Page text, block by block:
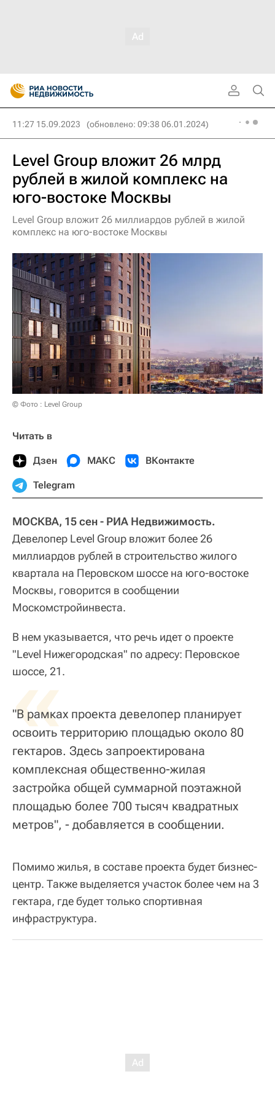
11:27 15.09.2023 (обновлено: 09:38 06.01.2024)
Level Group вложит 26 млрд
рублей в жилой комплекс на
юго-востоке Москвы
Level Group вложит 26 миллиардов рублей в жилой
комплекс на юго-востоке Москвы
© Фото : Level Group
Читать в
Дзен МАКС ВКонтакте
Telegram
МОСКВА, 15 сен - РИА Недвижимость.
Девелопер Level Group вложит более 26
миллиардов рублей в строительство жилого
квартала на Перовском шоссе на юго-востоке
Москвы, говорится в сообщении
Москомстройинвеста.
В нем указывается, что речь идет о проекте
"Level Нижегородская" по адресу: Перовское
шоссе, 21.
«
"В рамках проекта девелопер планирует
освоить территорию площадью около 80
гектаров. Здесь запроектирована
комплексная общественно-жилая
застройка общей суммарной поэтажной
площадью более 700 тысяч квадратных
метров", - добавляется в сообщении.
Помимо жилья, в составе проекта будет бизнес-
центр. Также выделяется участок более чем на 3
гектара, где будет только спортивная
инфраструктура.